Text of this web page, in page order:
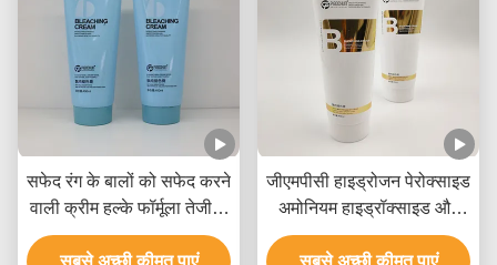
सफेद रंग के बालों को सफेद करने
वाली क्रीम हल्के फॉर्मूला तेजी से
फीका उठाना 9 स्तरों तक
जीएमपीसी हाइड्रोजन पेरोक्साइड
अमोनियम हाइड्रॉक्साइड और
खनिज तेल के साथ बालों को